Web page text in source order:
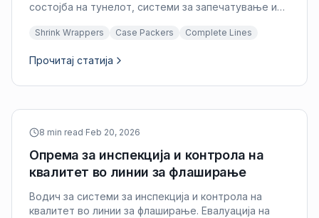
состојба на тунелот, системи за запечатување и
Shrink Wrappers Case Packers Complete Lines
Прочитај статија
8 min read·Feb 20, 2026
Опрема за инспекција и контрола на
квалитет во линии за флаширање
Водич за системи за инспекција и контрола на
квалитет во линии за флаширање. Евалуација на